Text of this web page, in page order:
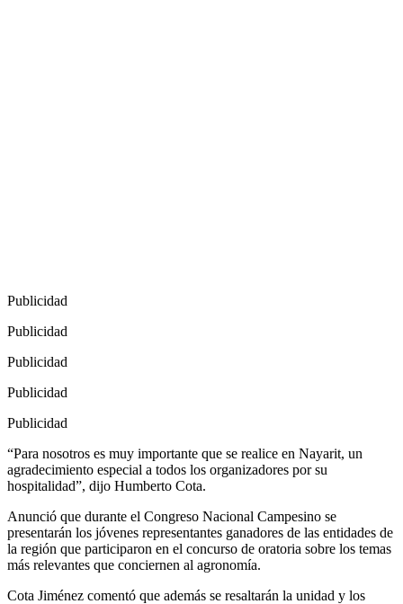
Publicidad
Publicidad
Publicidad
Publicidad
Publicidad
“Para nosotros es muy importante que se realice en Nayarit, un
agradecimiento especial a todos los organizadores por su
hospitalidad”, dijo Humberto Cota.
Anunció que durante el Congreso Nacional Campesino se
presentarán los jóvenes representantes ganadores de las entidades de
la región que participaron en el concurso de oratoria sobre los temas
más relevantes que conciernen al agronomía.
Cota Jiménez comentó que además se resaltarán la unidad y los